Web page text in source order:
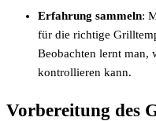
Erfahrung sammeln:
für die richtige
Beobachten lernt man,
kontrollieren kann.
Vorbereitung des